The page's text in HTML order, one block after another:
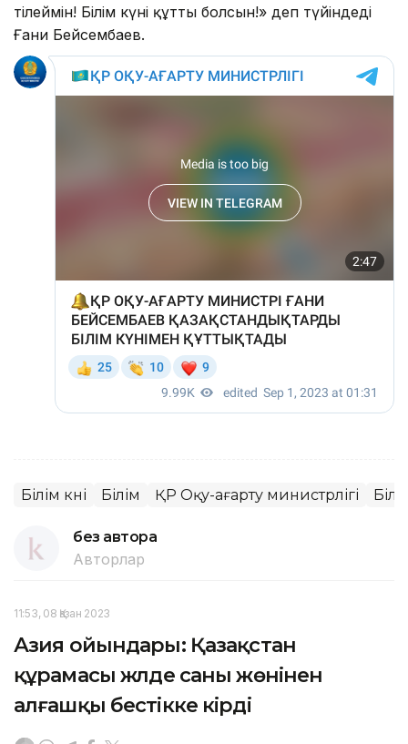
тілеймін! Білім күні құтты болсын!» деп түйіндеді
Ғани Бейсембаев.
Білім күні Білім ҚР Оқу-ағарту министрлігі
без автора
Авторлар
11:53, 08 Қазан 2023
Азия ойындары: Қазақстан
құрамасы жүлде саны жөнінен
алғашқы бестікке кірді